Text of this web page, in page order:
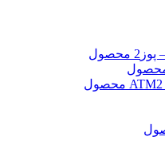
2 محصول
2 محصول